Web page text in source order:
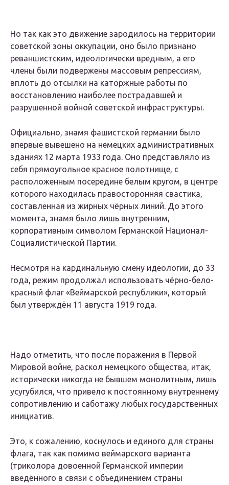
Но так как это движение зародилось на территории
советской зоны оккупации, оно было признано
реваншистским, идеологически вредным, а его
члены были подвержены массовым репрессиям,
вплоть до отсылки на каторжные работы по
восстановлению наиболее пострадавшей и
разрушенной войной советской инфраструктуры.
Официально, знамя фашистской германии было
впервые вывешено на немецких административных
зданиях 12 марта 1933 года. Оно представляло из
себя прямоугольное красное полотнище, с
расположенным посередине белым кругом, в центре
которого находилась правосторонняя свастика,
составленная из жирных чёрных линий. До этого
момента, знамя было лишь внутренним,
корпоративным символом Германской Национал-
Социалистической Партии.
Несмотря на кардинальную смену идеологии, до 33
года, режим продолжал использовать чёрно-бело-
красный флаг «Веймарской республики», который
был утверждён 11 августа 1919 года.
Надо отметить, что после поражения в Первой
Мировой войне, раскол немецкого общества, итак,
исторически никогда не бывшем монолитным, лишь
усугубился, что привело к постоянному внутреннему
сопротивлению и саботажу любых государственных
инициатив.
Это, к сожалению, коснулось и единого для страны
флага, так как помимо веймарского варианта
(триколора довоенной Германской империи
введённого в связи с объединением страны